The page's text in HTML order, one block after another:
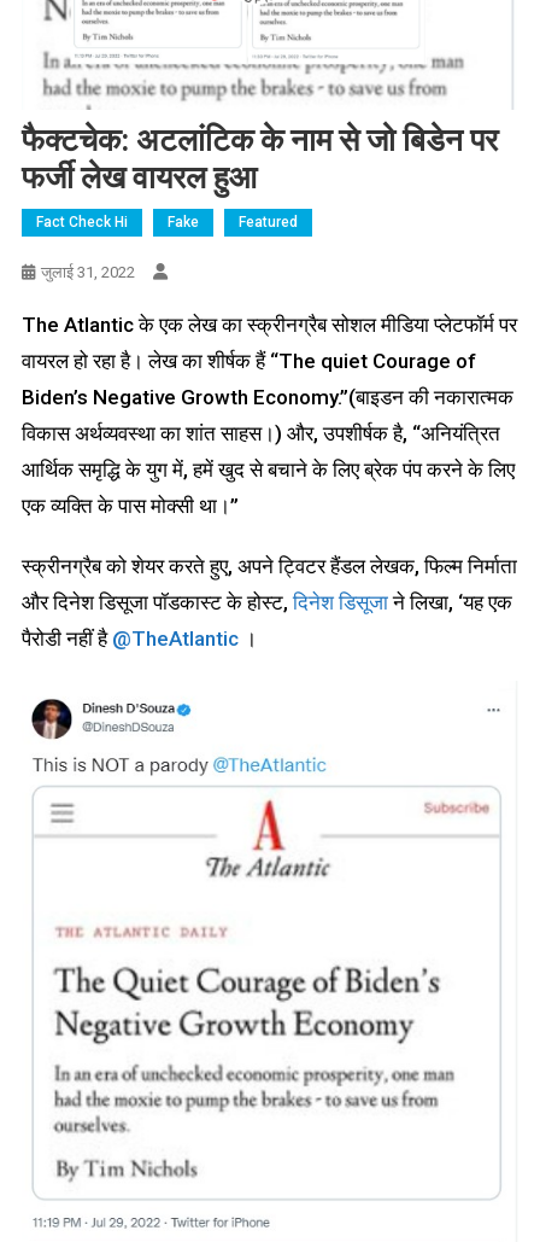
फैक्टचेक: अटलांटिक के नाम से जो बिडेन पर
फर्जी लेख वायरल हुआ
Fact Check Hi Fake Featured
जुलाई 31, 2022
The Atlantic के एक लेख का स्क्रीनग्रैब सोशल मीडिया प्लेटफॉर्म पर
वायरल हो रहा है। लेख का शीर्षक हैं “The quiet Courage of
Biden’s Negative Growth Economy.”(बाइडन की नकारात्मक
विकास अर्थव्यवस्था का शांत साहस।) और, उपशीर्षक है, “अनियंत्रित
आर्थिक समृद्धि के युग में, हमें खुद से बचाने के लिए ब्रेक पंप करने के लिए
एक व्यक्ति के पास मोक्सी था।”
स्क्रीनग्रैब को शेयर करते हुए, अपने ट्विटर हैंडल लेखक, फिल्म निर्माता
और दिनेश डिसूजा पॉडकास्ट के होस्ट,दिनेश डिसूजाने लिखा, ‘यह एक
पैरोडी नहीं है @TheAtlantic ।